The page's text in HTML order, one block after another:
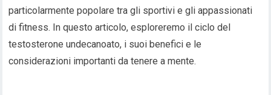
particolarmente popolare tra gli sportivi e gli appassionati
di fitness. In questo articolo, esploreremo il ciclo del
testosterone undecanoato, i suoi benefici e le
considerazioni importanti da tenere a mente.